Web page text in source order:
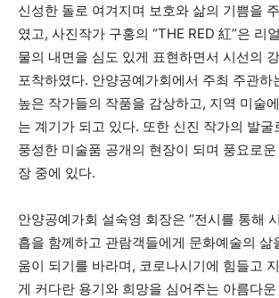
신성한 돌로 여겨지며 보호와 삶의 기쁨을
였고, 사진작가 구홍의 “THE RED 紅”은 리
물의 내면을 심도 있게 표현하면서 시선의
포착하였다. 안양공예가회에서 주최 주관하
높은 작가들의 작품을 감상하고, 지역 미술
는 계기가 되고 있다. 또한 신진 작가의 발굴
풍성한 미술품 공개의 현장이 되며 풍요로
장 중에 있다.
안양공예가회 설숙영 회장은 “전시를 통해
흡을 함께하고 관람객들에게 문화예술의 삶
움이 되기를 바라며, 코로나시기에 힘들고
게 커다란 용기와 희망을 심어주는 아름다